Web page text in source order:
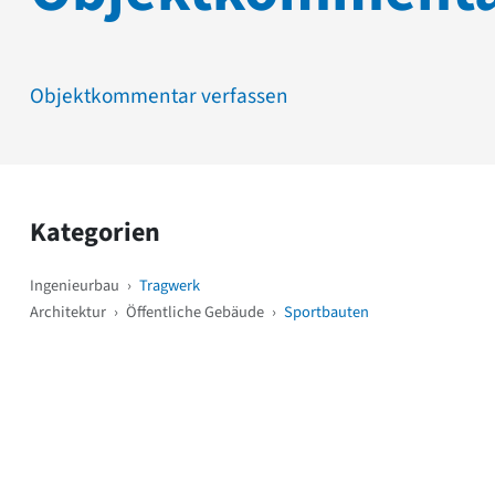
Objektkommentar verfassen
Kategorien
Ingenieurbau › Tragwerk
Architektur › Öffentliche Gebäude › Sportbauten